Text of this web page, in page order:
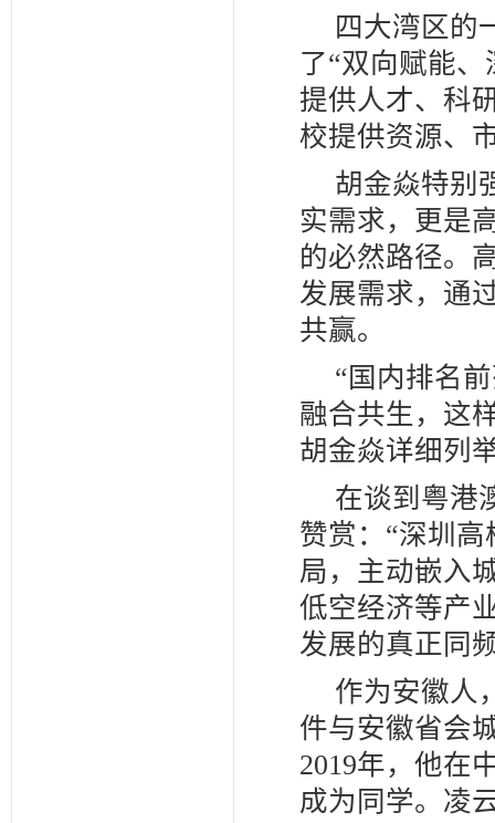
四大湾区的
了“双向赋能
提供人才、科
校提供资源、
胡金焱特别
实需求，更是
的必然路径。
发展需求，通
共赢。
“国内排名
融合共生，这
胡金焱详细列
在谈到粤港
赞赏：“深圳高
局，主动嵌入
低空经济等产
发展的真正同
作为安徽人
件与安徽省会
2019年，他在
成为同学。凌